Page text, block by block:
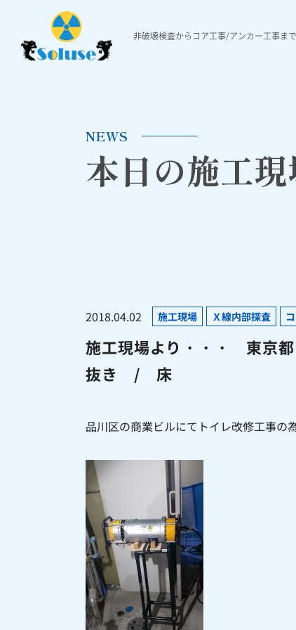
非破壊検査からコア工事/アンカー工事ま
NEWS
本日の施工
2018.04.02 施工現場 Ｘ線内部探査
施工現場より・・・
抜き / 床
品川区の商業ビルにてトイレ改修工事の